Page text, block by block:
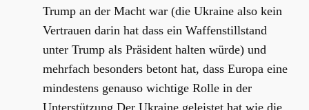
Trump an der Macht war (die Ukraine also kein
Vertrauen darin hat dass ein Waffenstillstand
unter Trump als Präsident halten würde) und
mehrfach besonders betont hat, dass Europa eine
mindestens genauso wichtige Rolle in der